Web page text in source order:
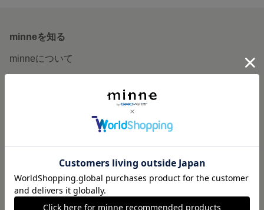
minneを知る
minneについて
作品販売について